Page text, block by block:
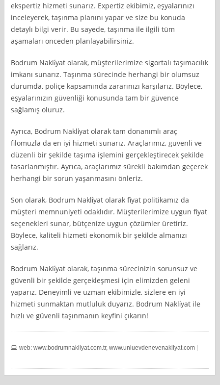
ekspertiz hizmeti sunarız. Expertiz ekibimiz, eşyalarınızı
inceleyerek, taşınma planını yapar ve size bu konuda
detaylı bilgi verir. Bu sayede, taşınma ile ilgili tüm
aşamaları önceden planlayabilirsiniz.
Bodrum Nakli̇yat olarak, müşterilerimize sigortalı taşımacılık
imkanı sunarız. Taşınma sürecinde herhangi bir olumsuz
durumda, poliçe kapsamında zararınızı karşılarız. Böylece,
eşyalarınızın güvenliği konusunda tam bir güvence
sağlamış oluruz.
Ayrıca, Bodrum Nakli̇yat olarak tam donanımlı araç
filomuzla da en iyi hizmeti sunarız. Araçlarımız, güvenli ve
düzenli bir şekilde taşıma işlemini gerçekleştirecek şekilde
tasarlanmıştır. Ayrıca, araçlarımız sürekli bakımdan geçerek
herhangi bir sorun yaşanmasını önleriz.
Son olarak, Bodrum Nakli̇yat olarak fiyat politikamız da
müşteri memnuniyeti odaklıdır. Müşterilerimize uygun fiyat
seçenekleri sunar, bütçenize uygun çözümler üretiriz.
Böylece, kaliteli hizmeti ekonomik bir şekilde almanızı
sağlarız.
Bodrum Nakli̇yat olarak, taşınma sürecinizin sorunsuz ve
güvenli bir şekilde gerçekleşmesi için elimizden geleni
yaparız. Deneyimli ve uzman ekibimizle, sizlere en iyi
hizmeti sunmaktan mutluluk duyarız. Bodrum Nakli̇yat ile
hızlı ve güvenli taşınmanın keyfini çıkarın!
web: www.bodrumnakliyat.com.tr, www.unluevdenevenakliyat.com